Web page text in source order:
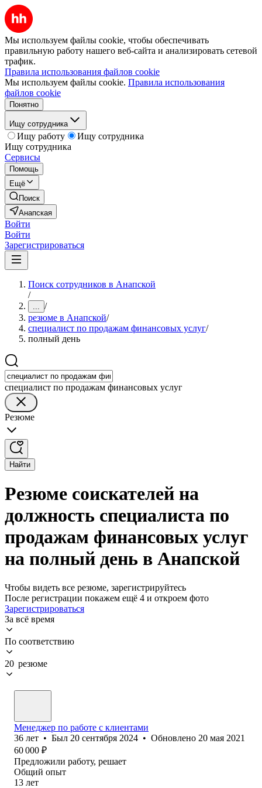
Мы используем файлы cookie, чтобы обеспечивать
правильную работу нашего веб-сайта и анализировать сетевой
трафик.
Правила использования файлов cookie
Мы используем файлы cookie. Правила использования
файлов cookie
Понятно
Ищу сотрудника
Ищу работу
Ищу сотрудника
Ищу сотрудника
Сервисы
Помощь
Ещё
Поиск
Анапская
Войти
Войти
Зарегистрироваться
Поиск сотрудников в Анапской
/
... /
резюме в Анапской/
специалист по продажам финансовых услуг/
полный день
специалист по продажам финансовых услуг
Резюме
Найти
Резюме соискателей на
должность специалиста по
продажам финансовых услуг
на полный день в Анапской
Чтобы видеть все резюме, зарегистрируйтесь
После регистрации покажем ещё 4 и откроем фото
Зарегистрироваться
За всё время
По соответствию
20 резюме
Менеджер по работе с клиентами
36 лет • Был 20 сентября 2024 • Обновлено 20 мая 2021
60 000 ₽
Предложили работу, решает
Общий опыт
13 лет